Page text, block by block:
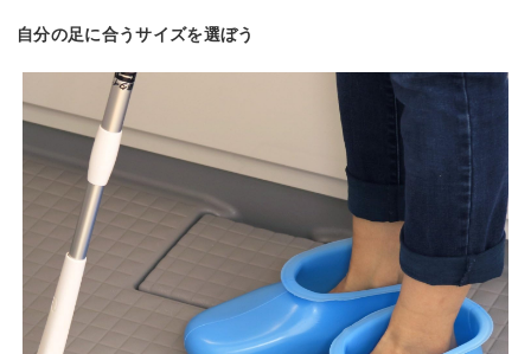
自分の足に合うサイズを選ぼう